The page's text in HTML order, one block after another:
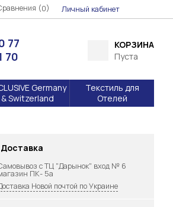
(0) Личный кабинет
77
70
КОРЗИНА
Пуста
Germany
& Switzerland
Текстиль для
Отелей
Доставка
с ТЦ "Дарынок" вход № 6
ПК- 5а
Новой почтой по Украине